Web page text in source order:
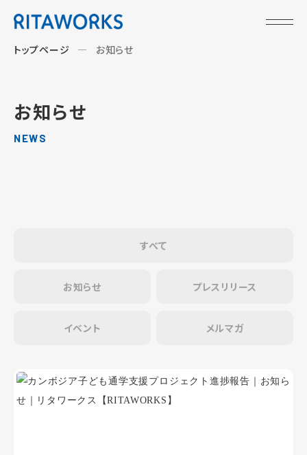
トップページ お知らせ
お知らせ
NEWS
すべて
お知らせ プレスリリース
イベント メルマガ